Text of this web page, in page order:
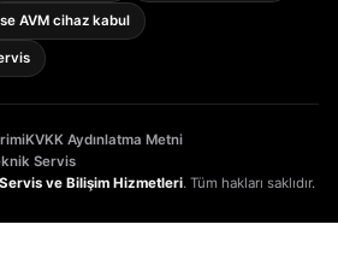
AVM cihaz kabul
ve Bilişim Hizmetleri. Tüm hakları saklıdır.
KVKK Aydınlatma Metni
Servis